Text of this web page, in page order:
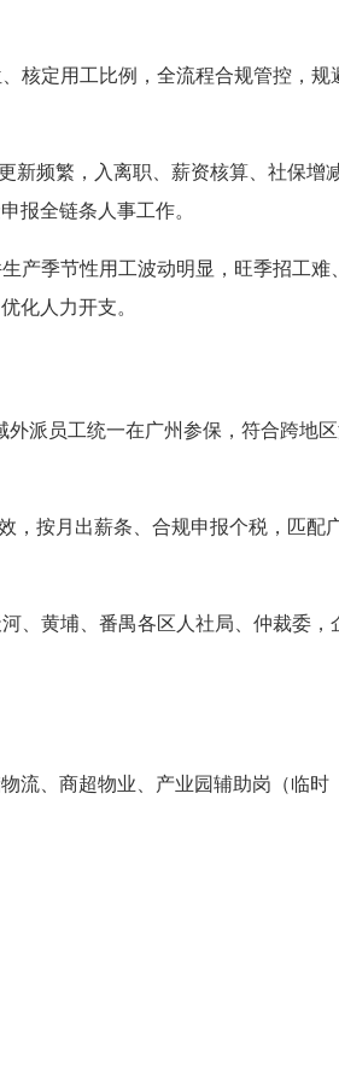
核定用工比例，全流程合规管控，规
新频繁，入离职、薪资核算、社保增
报全链条人事工作。
产季节性用工波动明显，旺季招工难、
化人力开支。
外派员工统一在广州参保，符合跨地
，按月出薪条、合规申报个税，匹配
、黄埔、番禺各区人社局、仲裁委，
流、商超物业、产业园辅助岗（临时